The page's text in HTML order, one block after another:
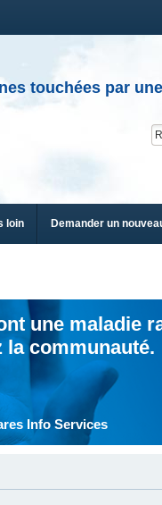
touchées par
loin Demander un
une maladie
la communauté.
Info Services